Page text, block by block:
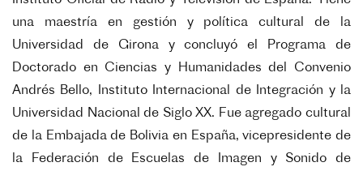
una maestría en gestión y política cultural de la
Universidad de Girona y concluyó el Programa de
Doctorado en Ciencias y Humanidades del Convenio
Andrés Bello, Instituto Internacional de Integración y la
Universidad Nacional de Siglo XX. Fue agregado cultural
de la Embajada de Bolivia en España, vicepresidente de
la Federación de Escuelas de Imagen y Sonido de